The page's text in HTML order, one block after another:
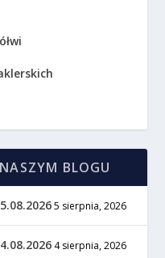
BLOGU
5 sierpnia, 2026
4 sierpnia, 2026